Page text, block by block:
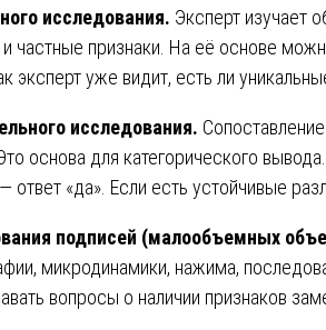
исследования. Эксперт изучает
частные признаки. На её основе
эксперт уже видит, есть ли
исследования.
основа для категорического
ответ «да». Если есть устойчивые
подписей (малообъемных
микродинамики, нажима,
вопросы о наличии признаков